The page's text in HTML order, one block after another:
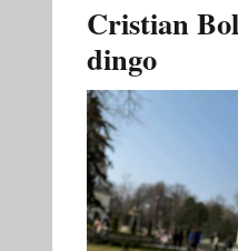
Cristian
dingo